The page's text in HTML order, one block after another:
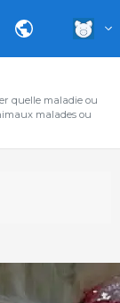
quelle maladie ou
malades ou